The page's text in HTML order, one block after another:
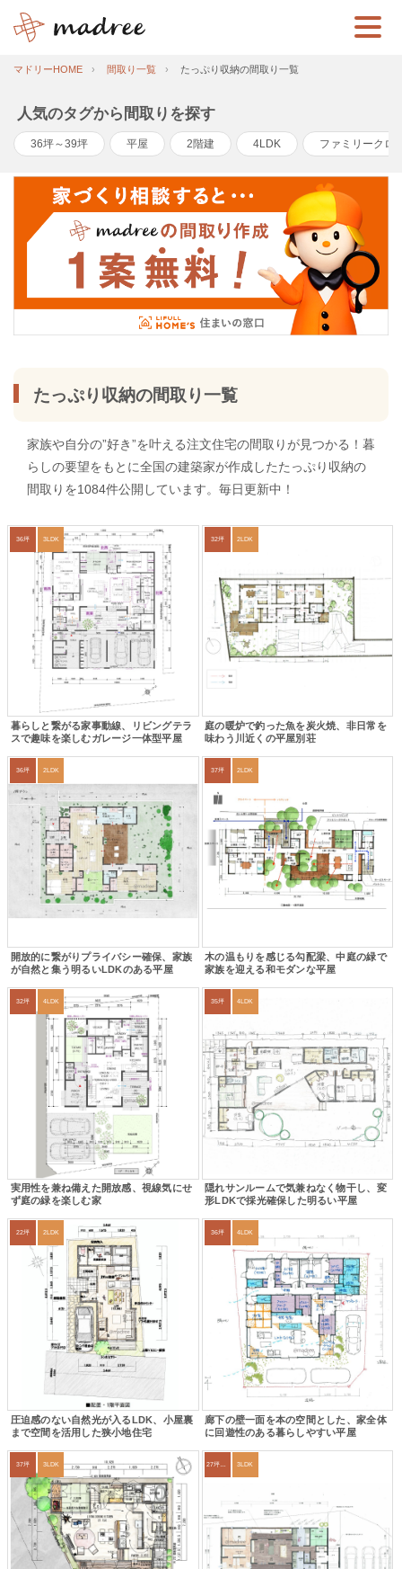
マドリーHOME 間取り一覧 たっぷり収納の間取り一覧
人気のタグから間取りを探す
36坪～39坪 平屋 2階建 4LDK ファミリークロ
たっぷり収納の間取り一覧
家族や自分の”好き”を叶える注文住宅の間取りが見つかる！暮
らしの要望をもとに全国の建築家が作成したたっぷり収納の
間取りを1084件公開しています。毎日更新中！
36坪 3LDK
暮らしと繋がる家事動線、リビングテラ
スで趣味を楽しむガレージ一体型平屋
32坪 2LDK
庭の暖炉で釣った魚を炭火焼、非日常を
味わう川近くの平屋別荘
36坪 2LDK
開放的に繋がりプライバシー確保、家族
が自然と集う明るいLDKのある平屋
37坪 2LDK
木の温もりを感じる勾配梁、中庭の緑で
家族を迎える和モダンな平屋
32坪 4LDK
実用性を兼ね備えた開放感、視線気にせ
ず庭の緑を楽しむ家
35坪 4LDK
隠れサンルームで気兼ねなく物干し、変
形LDKで採光確保した明るい平屋
22坪 2LDK
圧迫感のない自然光が入るLDK、小屋裏
まで空間を活用した狭小地住宅
36坪 4LDK
廊下の壁一面を本の空間とした、家全体
に回遊性のある暮らしやすい平屋
37坪 3LDK 27坪〜30坪 3LDK